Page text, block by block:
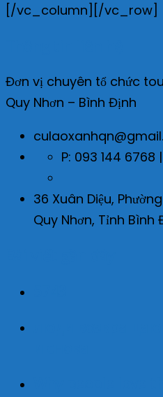
[/vc_column][/vc_row]
Đơn vị chuyên tổ chức
Quy Nhơn – Bình Định
P: 093 144
36 Xuân Diệu,
Quy Nhơn, Tỉnh Bình